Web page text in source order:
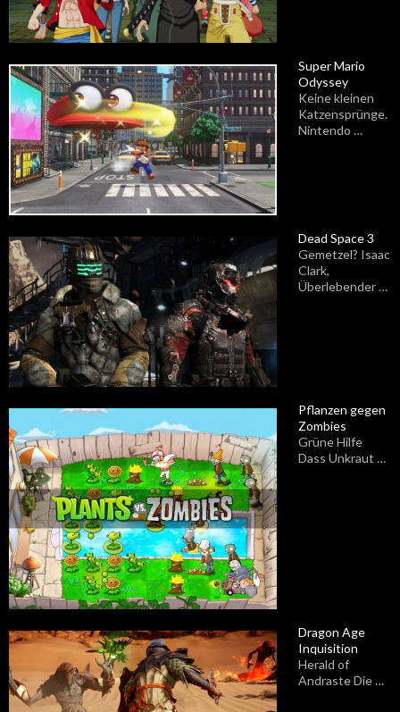
Super Mario
Odyssey
Keine kleinen
Katzensprünge.
Nintendo …
Dead Space 3
Gemetzel? Isaac
Clark,
Überlebender …
Pflanzen gegen
Zombies
Grüne Hilfe
Dass Unkraut …
Dragon Age
Inquisition
Herald of
Andraste Die …